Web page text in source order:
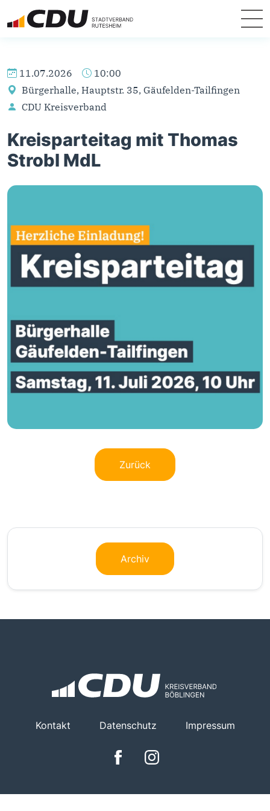
11.07.2026
10:00
Bürgerhalle, Hauptstr. 35, Gäufelden-Tailfingen
CDU Kreisverband
Kreisparteitag mit Thomas
Strobl MdL
Zurück
Archiv
Kontakt Datenschutz Impressum